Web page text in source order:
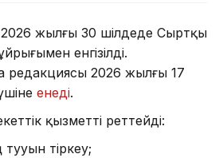
2026 жылғы 30 шілдеде Сыртқы
енгізілді.
редакциясы 2026 жылғы 17
енеді.
қызметті реттейді:
тіркеу;